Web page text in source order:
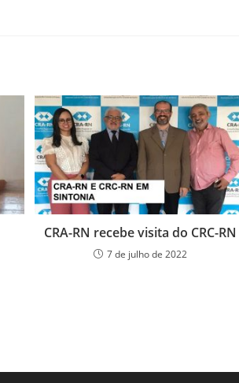
CRA-RN recebe visita do CRC-RN
7 de julho de 2022